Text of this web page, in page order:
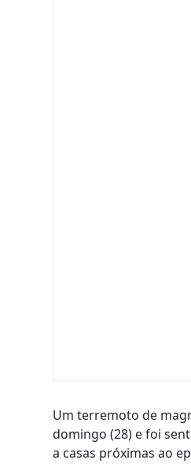
Um terremoto de
domingo (28) e foi
a casas próximas ao